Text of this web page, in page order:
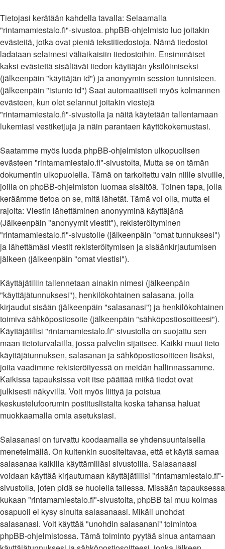
Tietojasi kerätään kahdella tavalla: Selaamalla
"rintamamiestalo.fi"-sivustoa. phpBB-ohjelmisto luo joitakin
evästeitä, jotka ovat pieniä tekstitiedostoja. Nämä tiedostot
ladataan selaimesi väliaikaisiin tiedostoihin. Ensimmäiset
kaksi evästettä sisältävät tiedon käyttäjän yksilöimiseksi
(jälkeenpäin "käyttäjän id") ja anonyymin session tunnisteen.
(jälkeenpäin "istunto id") Saat automaattiseti myös kolmannen
evästeen, kun olet selannut joitakin viestejä
"rintamamiestalo.fi"-sivustolla ja näitä käytetään tallentamaan
lukemiasi vestiketjuja ja näin parantaen käyttökokemustasi.
Saatamme myös luoda phpBB-ohjelmiston ulkopuolisen
evästeen "rintamamiestalo.fi"-sivustolta, Mutta se on tämän
dokumentin ulkopuolella. Tämä on tarkoitettu vain niille sivuille,
joilla on phpBB-ohjelmiston luomaa sisältöä. Toinen tapa, jolla
keräämme tietoa on se, mitä lähetät. Tämä voi olla, mutta ei
rajoita: Viestin lähettäminen anonyyminä käyttäjänä
(Jälkeenpäin "anonyymit viestit"), rekisteröityminen
"rintamamiestalo.fi"-sivustolle (jälkeenpäin "omat tunnuksesi")
ja lähettämäsi viestit rekisteröitymisen ja sisäänkirjautumisen
jälkeen (jälkeenpäin "omat viestisi").
Käyttäjätiliin tallennetaan ainakin nimesi (jälkeenpäin
"käyttäjätunnuksesi"), henkilökohtainen salasana, jolla
kirjaudut sisään (jälkeenpäin "salasanasi") ja henkilökohtainen
toimiva sähköpostiosoite (jälkeenpäin "sähköpostiosoitteesi").
Käyttäjätilisi "rintamamiestalo.fi"-sivustolla on suojattu sen
maan tietoturvalailla, jossa palvelin sijaitsee. Kaikki muut tieto
käyttäjätunnuksen, salasanan ja sähköpostiosoitteen lisäksi,
joita vaadimme rekisteröityessä on meidän hallinnassamme.
Kaikissa tapauksissa voit itse päättää mitkä tiedot ovat
julkisesti näkyvillä. Voit myös liittyä ja poistua
keskustelufoorumin postituslistalta koska tahansa haluat
muokkaamalla omia asetuksiasi.
Salasanasi on turvattu koodaamalla se yhdensuuntaisella
menetelmällä. On kuitenkin suositeltavaa, että et käytä samaa
salasanaa kaikilla käyttämilläsi sivustoilla. Salasanaasi
voidaan käyttää kirjautumaan käyttäjätiliisi "rintamamiestalo.fi"-
sivustolla, joten pidä se huolella tallessa. Missään tapauksessa
kukaan "rintamamiestalo.fi"-sivustolta, phpBB tai muu kolmas
osapuoli ei kysy sinulta salasanaasi. Mikäli unohdat
salasanasi. Voit käyttää "unohdin salasanani" toimintoa
phpBB-ohjelmistossa. Tämä toiminto pyytää sinua antamaan